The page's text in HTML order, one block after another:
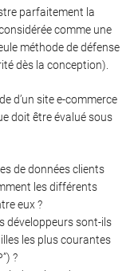
parfaitement la
comme une
méthode de défense
dès la conception).
d’un site e-commerce
doit être évalué sous
de données clients
les différents
eux ?
développeurs sont-ils
les plus courantes
?